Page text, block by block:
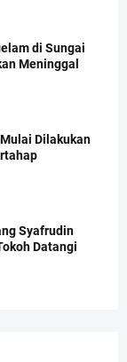
di Sungai
Meninggal
Dilakukan
Syafrudin
Datangi